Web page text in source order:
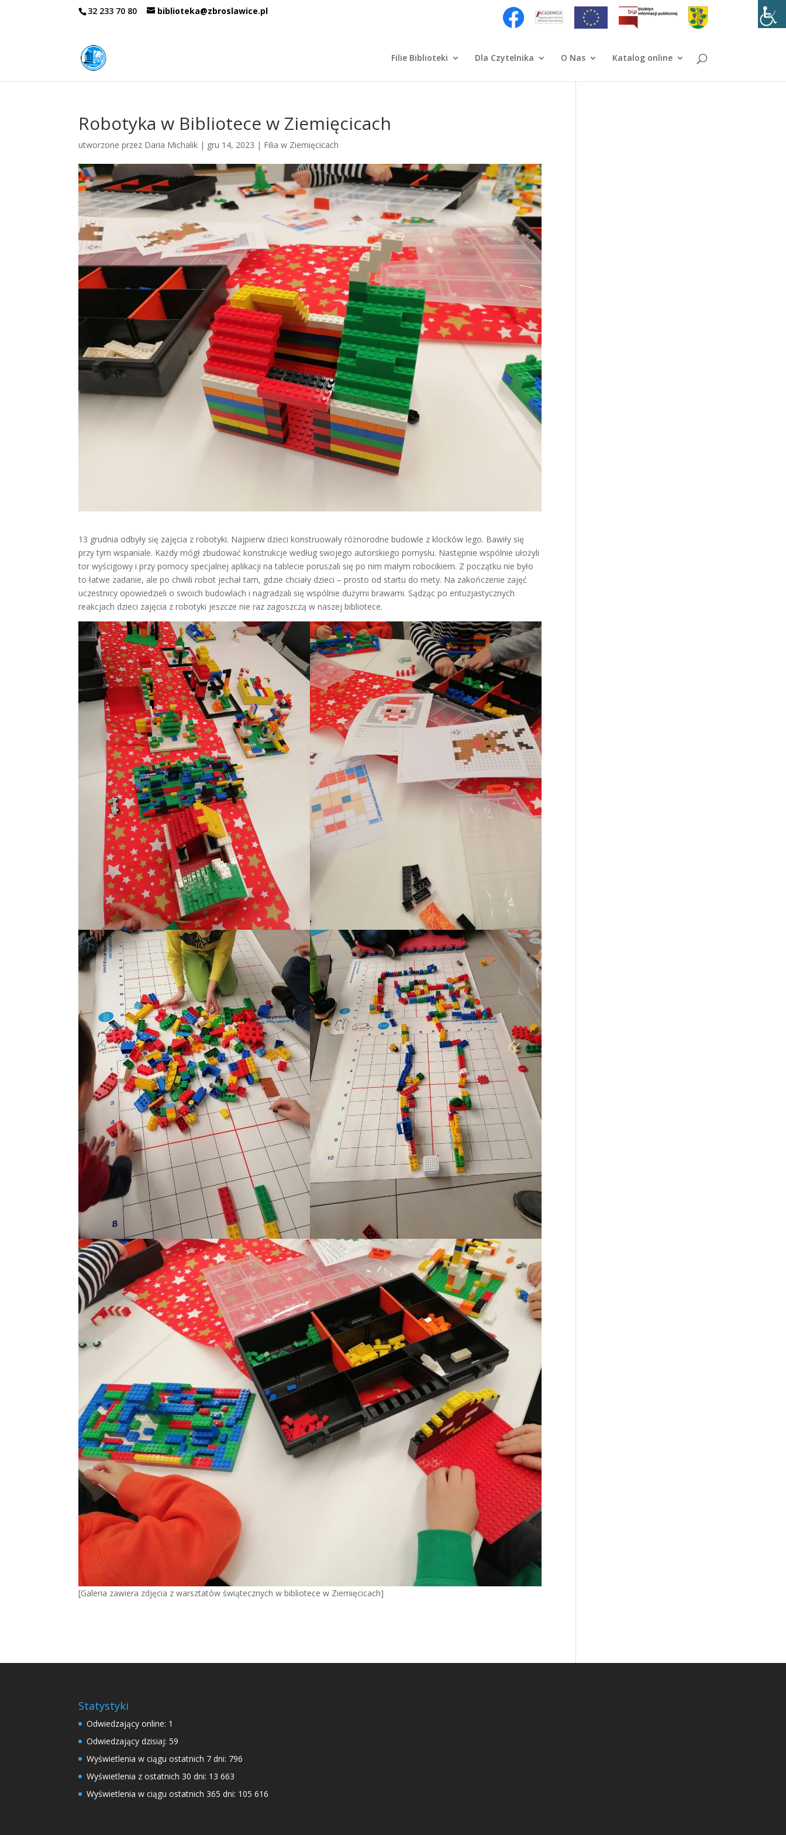
32 233 70 80 biblioteka@zbroslawice.pl
Filie Biblioteki Dla Czytelnika O Nas Katalog online
Robotyka w Bibliotece w Ziemięcicach
utworzone przez Daria Michalik | gru 14, 2023 | Filia w Ziemięcicach
13 grudnia odbyły się zajęcia z robotyki. Najpierw dzieci konstruowały różnorodne budowle z klocków lego. Bawiły się
przy tym wspaniale. Każdy mógł zbudować konstrukcje według swojego autorskiego pomysłu. Następnie wspólnie ułożyli
tor wyścigowy i przy pomocy specjalnej aplikacji na tablecie poruszali się po nim małym robocikiem. Z początku nie było
to łatwe zadanie, ale po chwili robot jechał tam, gdzie chciały dzieci – prosto od startu do mety. Na zakończenie zajęć
uczestnicy opowiedzieli o swoich budowlach i nagradzali się wspólnie dużymi brawami. Sądząc po entuzjastycznych
reakcjach dzieci zajęcia z robotyki jeszcze nie raz zagoszczą w naszej bibliotece.
[Galeria zawiera zdjęcia z warsztatów świątecznych w bibliotece w Ziemięcicach]
Statystyki
Odwiedzający online: 1
Odwiedzający dzisiaj:59
Wyświetlenia w ciągu ostatnich 7 dni: 796
Wyświetlenia z ostatnich 30 dni: 13 663
Wyświetlenia w ciągu ostatnich 365 dni: 105 616